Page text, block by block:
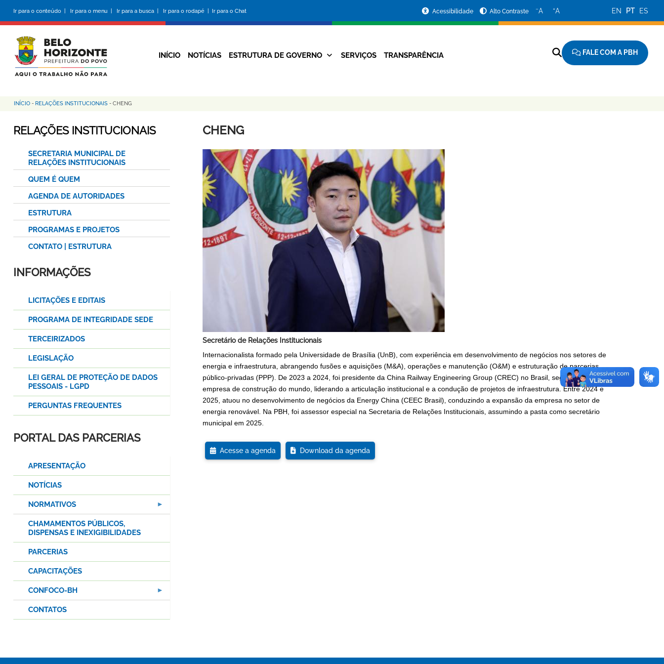
conteúdo
principal
Ir para o conteúdo | Ir para o menu | Ir para a busca | Ir para o rodapé | Ir para o Chat
da
Prefeitura
Acessibilidade Alto Contraste −A +A EN PT ES
Navegação
INÍCIO NOTÍCIAS ESTRUTURA DE GOVERNO SERVIÇOS TRANSPARÊNCIA FALE COM A PBH
Trilha
de
INÍCIO - RELAÇÕES INSTITUCIONAIS - CHENG
CHENG
Secretário de Relações Institucionais
Internacionalista formado pela Universidade de Brasília (UnB), com experiência em desenvolvimento de negócios nos setores de
energia e infraestrutura, abrangendo fusões e aquisições (M&A), operações e manutenção (O&M) e estruturação de parcerias
público-privadas (PPP). De 2023 a 2024, foi presidente da China Railway Engineering Group (CREC) no Brasil, segunda maior
empresa de construção do mundo, liderando a articulação institucional e a condução de projetos de infraestrutura. Entre 2024 e
2025, atuou no desenvolvimento de negócios da Energy China (CEEC Brasil), conduzindo a expansão da empresa no setor de
energia renovável. Na PBH, foi assessor especial na Secretaria de Relações Institucionais, assumindo a pasta como secretário
municipal em 2025.
Acesse a agenda Download da agenda
RELAÇÕES INSTITUCIONAIS
SECRETARIA MUNICIPAL DE
RELAÇÕES INSTITUCIONAIS
QUEM É QUEM
AGENDA DE AUTORIDADES
ESTRUTURA
PROGRAMAS E PROJETOS
CONTATO | ESTRUTURA
INFORMAÇÕES
LICITAÇÕES E EDITAIS
PROGRAMA DE INTEGRIDADE SEDE
TERCEIRIZADOS
LEGISLAÇÃO
LEI GERAL DE PROTEÇÃO DE DADOS
PESSOAIS - LGPD
PERGUNTAS FREQUENTES
PORTAL DAS PARCERIAS
APRESENTAÇÃO
NOTÍCIAS
NORMATIVOS
CHAMAMENTOS PÚBLICOS,
DISPENSAS E INEXIGIBILIDADES
PARCERIAS
CAPACITAÇÕES
CONFOCO-BH
CONTATOS